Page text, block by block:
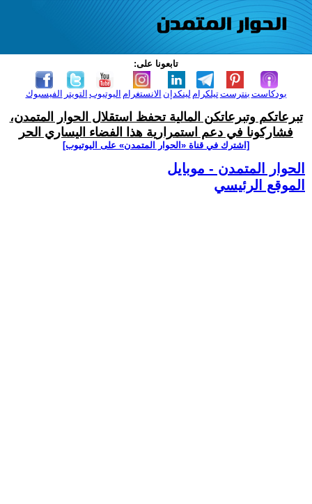
تابعونا على:
الفيسبوك التويتر اليوتيوب الانستغرام لينكدإن تيلكرامبنترست بودكاست
تبرعاتكم وتبرعاتكن المالية تحفظ استقلال الحوار المتمدن،
فشاركونا في دعم استمرارية هذا الفضاء اليساري الحر
[اشترك في قناة ‫«الحوار المتمدن» على اليوتيوب]
الحوار المتمدن - موبايل
الموقع الرئيسي